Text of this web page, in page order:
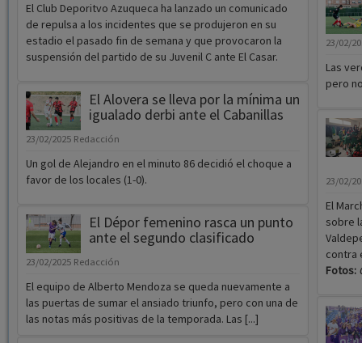
El Club Deporitvo Azuqueca ha lanzado un comunicado
de repulsa a los incidentes que se produjeron en su
estadio el pasado fin de semana y que provocaron la
suspensión del partido de su Juvenil C ante El Casar.
El Alovera se lleva por la mínima un
igualado derbi ante el Cabanillas
23/02/2025 Redacción
Un gol de Alejandro en el minuto 86 decidió el choque a
favor de los locales (1-0).
El Dépor femenino rasca un punto
ante el segundo clasificado
23/02/2025 Redacción
El equipo de Alberto Mendoza se queda nuevamente a
las puertas de sumar el ansiado triunfo, pero con una de
las notas más positivas de la temporada. Las [...]
23/02/
Las
pero
23/02/
El
sobre
contra
Fotos: